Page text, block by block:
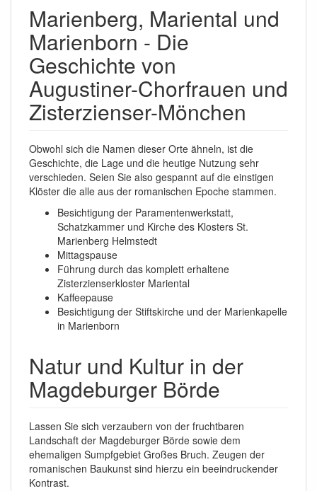
Marienberg, Mariental und
Marienborn - Die
Geschichte von
Augustiner-Chorfrauen und
Zisterzienser-Mönchen
Obwohl sich die Namen dieser Orte ähneln, ist die
Geschichte, die Lage und die heutige Nutzung sehr
verschieden. Seien Sie also gespannt auf die einstigen
Klöster die alle aus der romanischen Epoche stammen.
Besichtigung der Paramentenwerkstatt,
Schatzkammer und Kirche des Klosters St.
Marienberg Helmstedt
Mittagspause
Führung durch das komplett erhaltene
Zisterzienserkloster Mariental
Kaffeepause
Besichtigung der Stiftskirche und der Marienkapelle
in Marienborn
Natur und Kultur in der
Magdeburger Börde
Lassen Sie sich verzaubern von der fruchtbaren
Landschaft der Magdeburger Börde sowie dem
ehemaligen Sumpfgebiet Großes Bruch. Zeugen der
romanischen Baukunst sind hierzu ein beeindruckender
Kontrast.